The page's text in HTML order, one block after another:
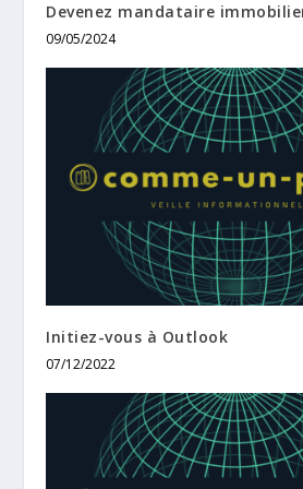
Devenez mandataire
09/05/2024
Initiez-vous à Outlook
07/12/2022